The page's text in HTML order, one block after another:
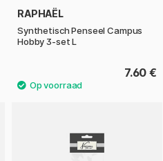
RAPHAËL
Synthetisch Penseel Campus
Hobby 3-set L
7.60 €